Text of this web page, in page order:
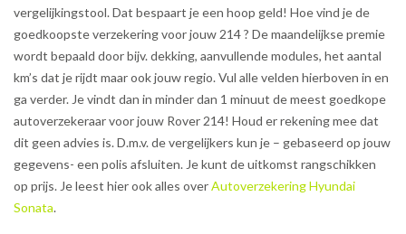
vergelijkingstool. Dat bespaart je een hoop geld! Hoe vind je de
goedkoopste verzekering voor jouw 214 ? De maandelijkse premie
wordt bepaald door bijv. dekking, aanvullende modules, het aantal
km’s dat je rijdt maar ook jouw regio. Vul alle velden hierboven in en
ga verder. Je vindt dan in minder dan 1 minuut de meest goedkope
autoverzekeraar voor jouw Rover 214! Houd er rekening mee dat
dit geen advies is. D.m.v. de vergelijkers kun je – gebaseerd op jouw
gegevens- een polis afsluiten. Je kunt de uitkomst rangschikken
op prijs. Je leest hier ook alles overAutoverzekering Hyundai
Sonata.